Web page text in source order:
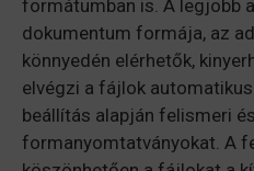
formátumban is. A legjobb
dokumentum formája, az
könnyedén elérhetők,
elvégzi a fájlok
beállítás alapján felismeri
formanyomtatványokat. A